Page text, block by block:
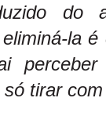
do
la
tirar